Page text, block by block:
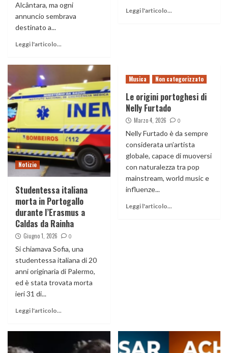
Alcântara, ma ogni
annuncio sembrava
destinato a...
Leggi l'articolo...
Leggi l'articolo...
Notizie
Studentessa italiana
morta in Portogallo
durante l’Erasmus a
Caldas da Rainha
Giugno 1, 2026 0
Si chiamava Sofia, una
studentessa italiana di 20
anni originaria di Palermo,
ed è stata trovata morta
ieri 31 di...
Leggi l'articolo...
Musica Non categorizzato
Le origini portoghesi di
Nelly Furtado
Marzo 4, 2026 0
Nelly Furtado è da sempre
considerata un’artista
globale, capace di muoversi
con naturalezza tra pop
mainstream, world music e
influenze...
Leggi l'articolo...